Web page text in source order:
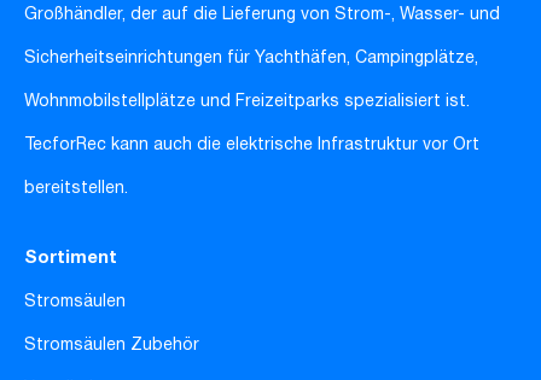
Großhändler, der auf die Lieferung von Strom-, Wasser- und
Sicherheitseinrichtungen für Yachthäfen, Campingplätze,
Wohnmobilstellplätze und Freizeitparks spezialisiert ist.
TecforRec kann auch die elektrische Infrastruktur vor Ort
bereitstellen.
Sortiment
Stromsäulen
Stromsäulen Zubehör